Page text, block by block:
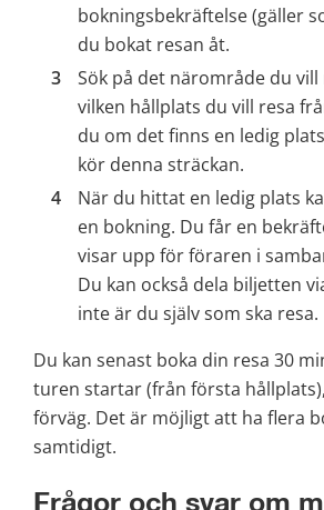
bokningsbekräftelse (gäller
du bokat resan åt.
Sök på det närområde du vill
vilken hållplats du vill resa
du om det finns en ledig
kör denna sträckan.
När du hittat en ledig plats
en bokning. Du får en
visar upp för föraren i
Du kan också dela biljetten
inte är du själv som ska resa.
Du kan senast boka din resa 30
turen startar (från första
förväg. Det är möjligt att ha flera
samtidigt.
Frågor och svar om